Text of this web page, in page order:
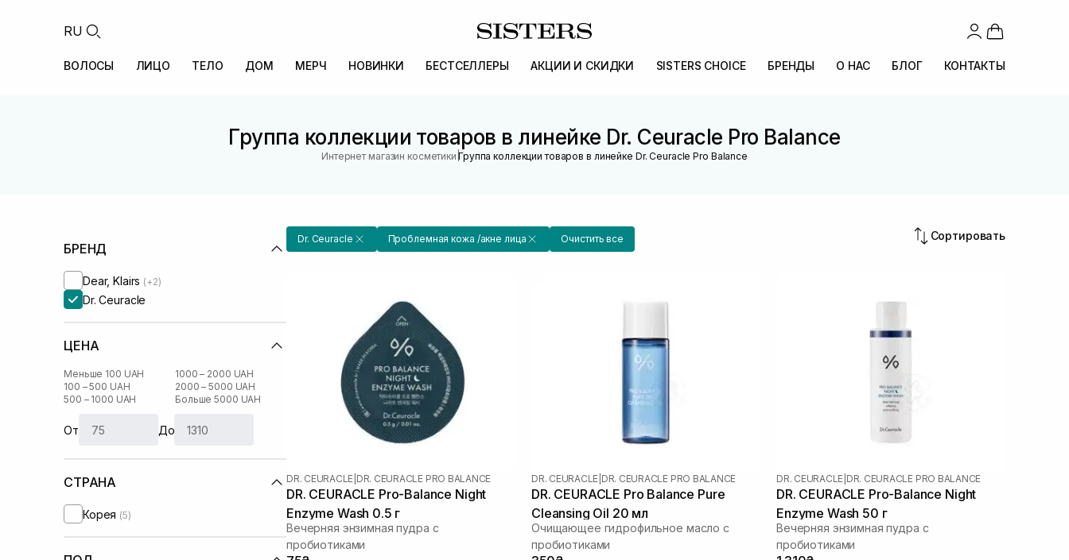
RU
ВОЛОСЫ ЛИЦО ТЕЛО ДОМ МЕРЧ НОВИНКИ БЕСТСЕЛЛЕРЫ АКЦИИ И СКИДКИ SISTERS CHOICE БРЕНДЫ О НАС БЛОГ КОНТАКТЫ
Группа коллекции товаров в линейке Dr. Ceuracle Pro Balance
Интернет магазин косметики |Группа коллекции товаров в линейке Dr. Ceuracle Pro Balance
БРЕНД
Dear, Klairs (+2)
Dr. Ceuracle
ЦЕНА
Меньше 100 UAH
100 – 500 UAH
500 – 1000 UAH
1000 – 2000 UAH
2000 – 5000 UAH
Больше 5000 UAH
От До
СТРАНА
Корея (5)
Dr. Ceuracle Проблемная кожа /акне лица Очистить все Сортировать
DR. CEURACLE DR. CEURACLE PRO BALANCE
DR. CEURACLE Pro-Balance Night
Enzyme Wash 0.5 г
Вечерняя энзимная пудра с
пробиотиками
DR. CEURACLE DR. CEURACLE PRO BALANCE
DR. CEURACLE Pro Balance Pure
Cleansing Oil 20 мл
Очищающее гидрофильное масло с
пробиотиками
DR. CEURACLE DR. CEURACLE PRO BALANCE
DR. CEURACLE Pro-Balance Night
Enzyme Wash 50 г
Вечерняя энзимная пудра с
пробиотиками